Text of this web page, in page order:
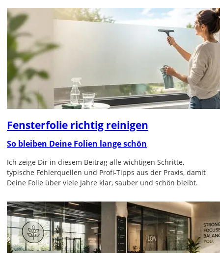
Fensterfolie richtig reinigen
So bleiben Deine Folien lange schön
Ich zeige Dir in diesem Beitrag alle wichtigen Schritte,
typische Fehlerquellen und Profi-Tipps aus der Praxis, damit
Deine Folie über viele Jahre klar, sauber und schön bleibt.